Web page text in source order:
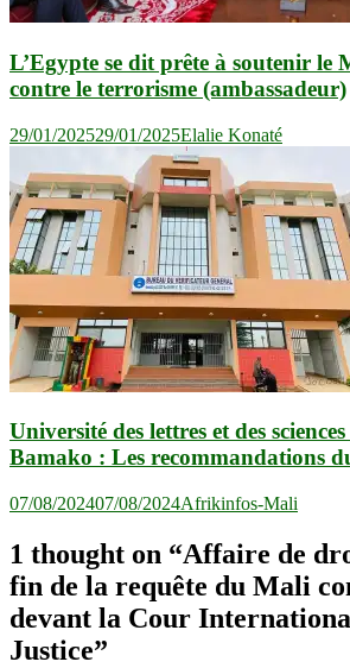
L’Egypte se dit prête à soutenir le
contre le terrorisme (ambassadeur)
29/01/202529/01/2025Elalie Konaté
Université des lettres et des
Bamako : Les recommandations
07/08/202407/08/2024Afrikinfos-Mali
1 thought on “Affaire de
fin de la requête du Mali
devant la Cour
Justice”